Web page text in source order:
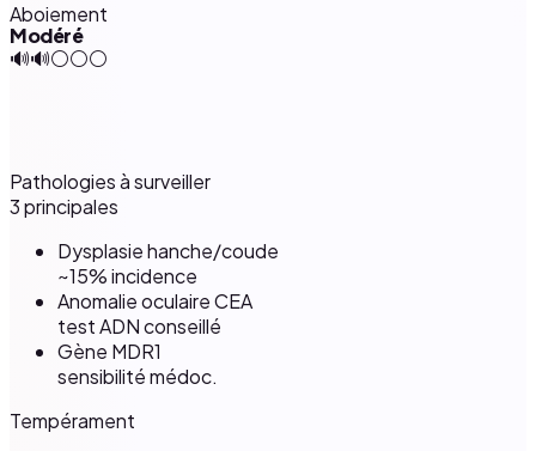
Aboiement
Modéré
🔊🔊⚪⚪⚪
Pathologies à surveiller
3 principales
Dysplasie hanche/coude
~15% incidence
Anomalie oculaire CEA
test ADN conseillé
Gène MDR1
sensibilité médoc.
Tempérament